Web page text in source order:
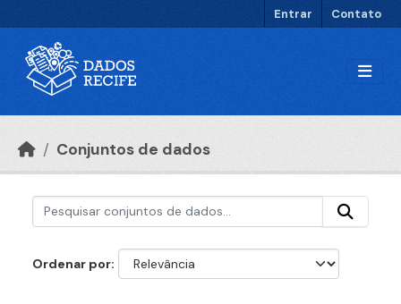
Entrar Contato
Conjuntos de dados
Ordenar por